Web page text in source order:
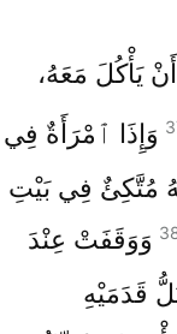
يَأْكُلَ مَعَهُ،
وَإِذَا ٱمْرَأَةٌ فِي
مُتَّكِئٌ فِي بَيْتِ
وَوَقَفَتْ عِنْدَ
قَدَمَيْهِ